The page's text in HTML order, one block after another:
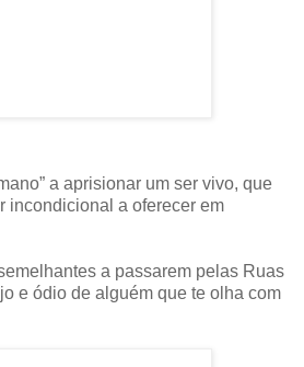
a aprisionar um ser vivo, que
incondicional a oferecer em
a passarem pelas Ruas
e ódio de alguém que te olha com